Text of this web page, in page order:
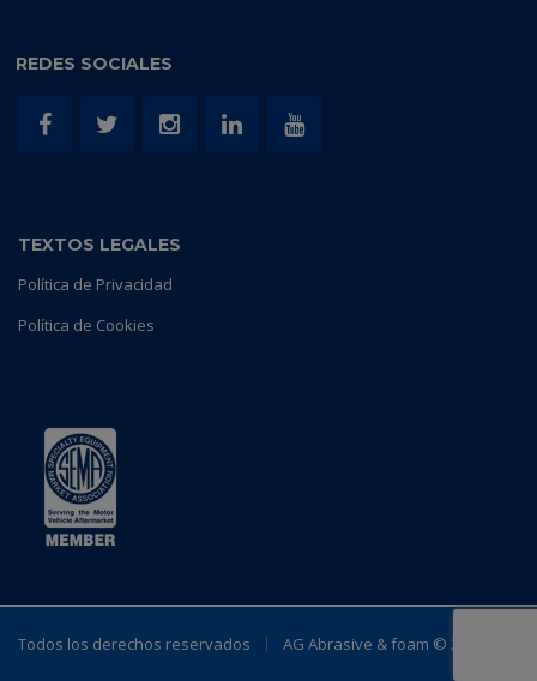
REDES SOCIALES
TEXTOS LEGALES
Política de Privacidad
Política de Cookies
Todos los derechos reservados AG Abrasive & foam © 2023.